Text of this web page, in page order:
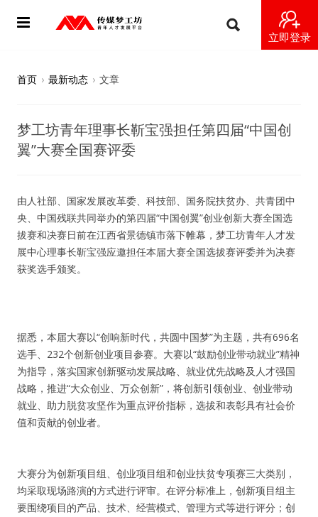
立即登录
导师
视频
梦工坊视频
纪录片3 我们都是青年偶像
活动
往届
变革2015
首页 › 最新动态 › 文章
梦工坊青年理事长靳宝强担任第四届“中国创
翼”大赛全国赛评委
由人社部、国家发展改革委、科技部、国务院扶贫办、共青团中
央、中国残联共同举办的第四届“中国创翼”创业创新大赛全国选
拔赛和决赛日前在江西省景德镇市落下帷幕，梦工坊青年人才发
展中心理事长靳宝强应邀担任本届大赛全国选拔赛评委并为决赛
获奖选手颁奖。
据悉，本届大赛以“创响新时代，共圆中国梦”为主题，共有696名
选手、232个创新创业项目参赛。大赛以“鼓励创业带动就业”精神
为指导，落实国家创新驱动发展战略、就业优先战略及人才强国
战略，推进“大众创业、万众创新”，将创新引领创业、创业带动
就业、助力脱贫攻坚作为重点评价指标，选拔和表彰具有社会价
值和贡献的创业者。
大赛分为创新项目组、创业项目组和创业扶贫专项赛三大类别，
均采取现场路演的方式进行评审。在评分标准上，创新项目组主
要围绕项目的产品、技术、经营模式、管理方式等进行评分；创